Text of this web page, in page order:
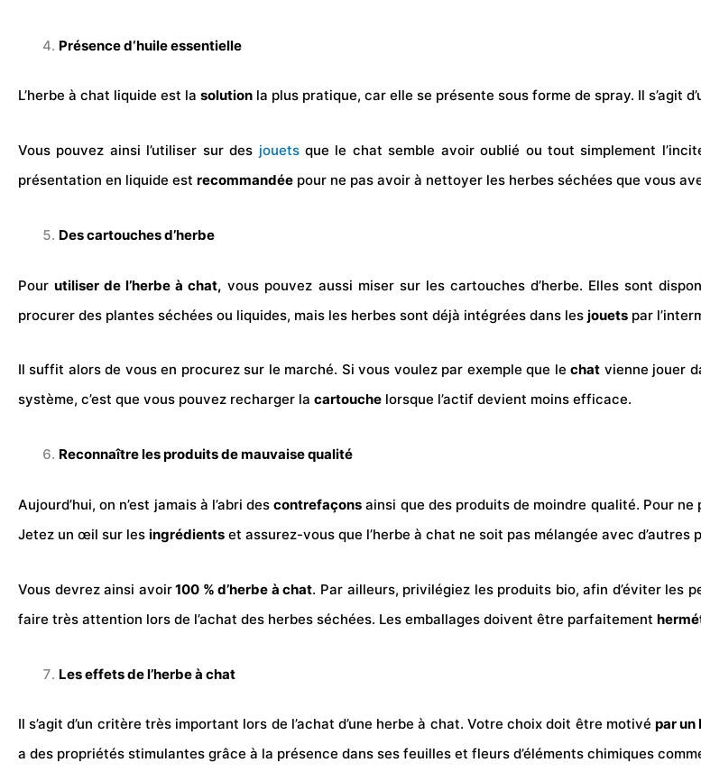
Présence d‘huile essentielle
L’herbe à chat liquide est la solution la plus pratique, car elle se présente sous forme de spray. Il s’agit
Vous pouvez ainsi l’utiliser sur des jouetsque le chat semble avoir oublié ou tout simplement
présentation en liquide est recommandée pour ne pas avoir à nettoyer les herbes séchées que vous
Des cartouches d’herbe
Pourutiliser de l’herbe à chat, vous pouvez aussi miser sur les cartouches d’herbe. Elles sont
procurer des plantes séchées ou liquides, mais les herbes sont déjà intégrées dans les jouets par
Il suffit alors de vous en procurez sur le marché. Si vous voulez par exemple que lechat vienne jouer
système, c’est que vous pouvez recharger la cartouche lorsque l’actif devient moins efficace.
Reconnaître les produits de mauvaise qualité
Aujourd’hui, on n’est jamais à l’abri descontrefaçons ainsi que des produits de moindre qualité. Pour
Jetez un œil sur les ingrédients et assurez-vous que l’herbe à chat ne soit pas mélangée avec d’autres
Vous devrez ainsi avoir100 % d’herbe à chat. Par ailleurs, privilégiez les produits bio, afin d’éviter les
faire très attention lors de l’achat des herbes séchées. Les emballages doivent être parfaitement
Les effets de l’herbe à chat
Il s’agit d’un critère très important lors de l’achat d’une herbe à chat. Votre choix doit être motivé par un
a des propriétés stimulantes grâce à la présence dans ses feuilles et fleurs d’éléments chimiques